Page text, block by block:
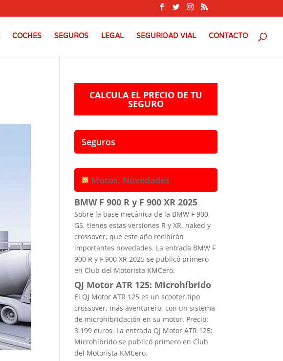
COCHES SEGUROS LEGAL SEGURIDAD VIAL CONTACTO
CALCULA EL PRECIO DE TU
SEGURO
Seguros
Motos: Novedades
BMW F 900 R y F 900 XR 2025
Sobre la base mecánica de la BMW F 900
GS, tienes estas versiones R y XR, naked y
crossover, que este año recibirán
importantes novedades. La entrada BMW F
900 R y F 900 XR 2025 se publicó primero
en Club del Motorista KMCero.
QJ Motor ATR 125: Microhíbrido
El QJ Motor ATR 125 es un scooter tipo
crossover, más aventurero, con un sistema
de microhibridación en su motor. Precio:
3.199 euros. La entrada QJ Motor ATR 125:
Microhíbrido se publicó primero en Club
del Motorista KMCero.